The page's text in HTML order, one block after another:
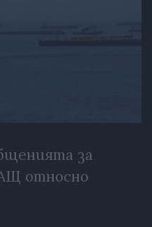
за
относно